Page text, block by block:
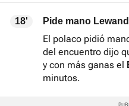
18' Pide mano
El polaco pidió
del encuentro dijo
y con más ganas el
minutos.